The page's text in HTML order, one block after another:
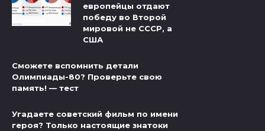
европейцы отдают
победу во Второй
мировой не СССР, а
США
Сможете вспомнить детали
Олимпиады-80? Проверьте свою
память! — тест
Угадаете советский фильм по имени
героя? Только настоящие знатоки